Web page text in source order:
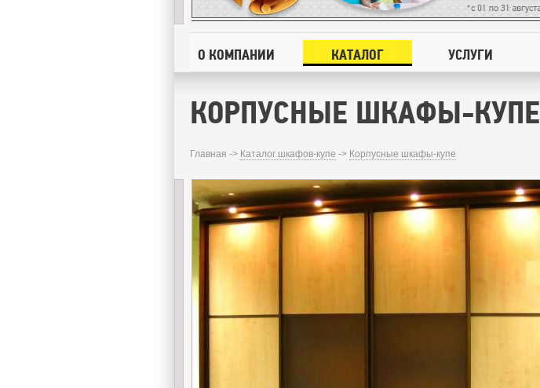
О КОМПАНИИ КАТАЛОГ УСЛУГИ
КОРПУСНЫЕ ШКАФЫ-КУПЕ
Главная -> Каталог шкафов-купе -> Корпусные шкафы-купе